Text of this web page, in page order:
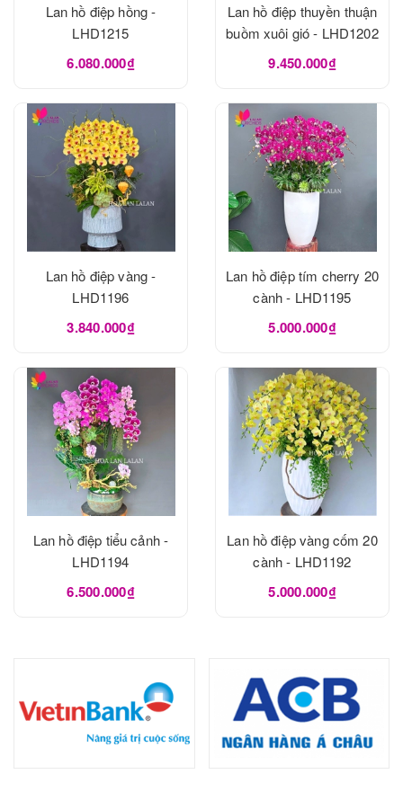
Lan hồ điệp hồng -
LHD1215
6.080.000₫
Lan hồ điệp thuyền thuận
buồm xuôi gió - LHD1202
9.450.000₫
Lan hồ điệp vàng -
LHD1196
3.840.000₫
Lan hồ điệp tím cherry 20
cành - LHD1195
5.000.000₫
Lan hồ điệp tiểu cảnh -
LHD1194
6.500.000₫
Lan hồ điệp vàng cốm 20
cành - LHD1192
5.000.000₫